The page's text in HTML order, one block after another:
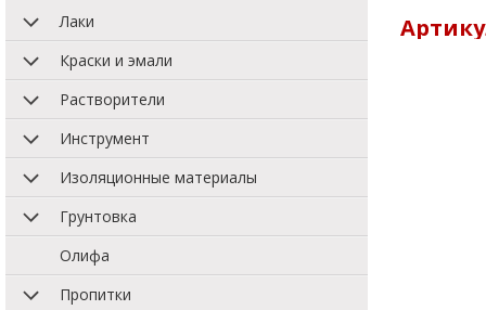
Лаки
Краски и эмали
Растворители
Инструмент
Изоляционные материалы
Грунтовка
Олифа
Пропитки